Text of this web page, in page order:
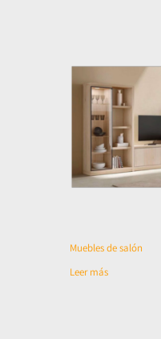
Muebles de salón
Leer más